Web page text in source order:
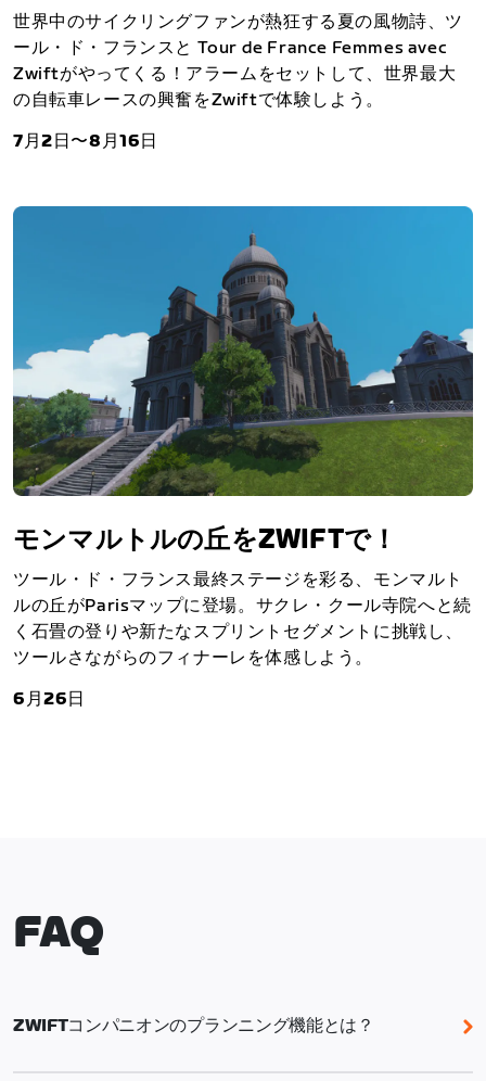
世界中のサイクリングファンが熱狂する夏の風物詩、ツ
ール・ド・フランスと Tour de France Femmes avec
Zwiftがやってくる！アラームをセットして、世界最大
の自転車レースの興奮をZwiftで体験しよう。
7月2日〜8月16日
モンマルトルの丘をZWIFTで！
ツール・ド・フランス最終ステージを彩る、モンマルト
ルの丘がParisマップに登場。サクレ・クール寺院へと続
く石畳の登りや新たなスプリントセグメントに挑戦し、
ツールさながらのフィナーレを体感しよう。
6月26日
FAQ
ZWIFTコンパニオンのプランニング機能とは？
Zwiftコンパニオンのプランニング機能では、バイク